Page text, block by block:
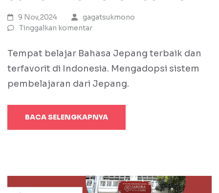
9 Nov,2024
gagatsukmono
Tinggalkan komentar
Tempat belajar Bahasa Jepang terbaik dan
terfavorit di Indonesia. Mengadopsi sistem
pembelajaran dari Jepang.
BACA SELENGKAPNYA